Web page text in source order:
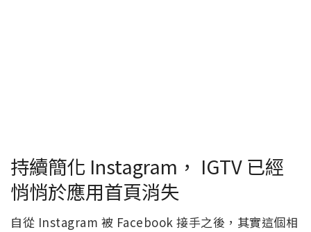
持續簡化 Instagram， IGTV 已經
悄悄於應用首頁消失
自從 Instagram 被 Facebook 接手之後，其實這個相